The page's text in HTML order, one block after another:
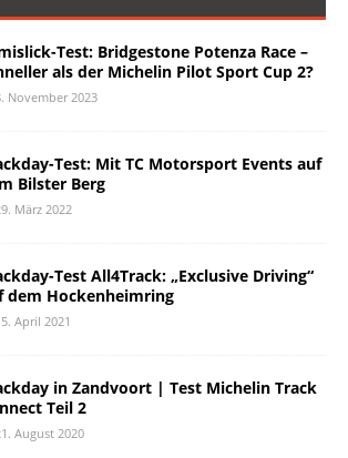
Test: Bridgestone Potenza Race –
als der Michelin Pilot Sport Cup 2?
November 2023
Test: Mit TC Motorsport Events auf
Bilster Berg
März 2022
Test All4Track: „Exclusive Driving“
dem Hockenheimring
April 2021
in Zandvoort | Test Michelin Track
Teil 2
August 2020